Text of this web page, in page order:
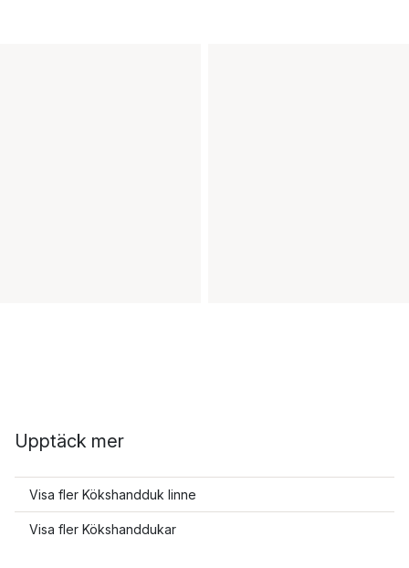
Upptäck mer
Visa fler Kökshandduk linne
Visa fler Kökshanddukar